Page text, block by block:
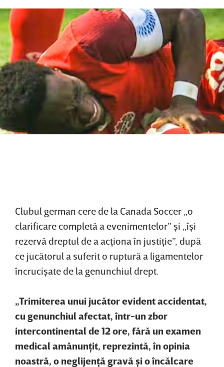
Clubul german cere de la Canada Soccer „o
clarificare completă a evenimentelor” şi „îşi
rezervă dreptul de a acţiona în justiţie”, după
ce jucătorul a suferit o ruptură a ligamentelor
încrucişate de la genunchiul drept.
„Trimiterea unui jucător evident accidentat,
cu genunchiul afectat, într-un zbor
intercontinental de 12 ore, fără un examen
medical amănunţit, reprezintă, în opinia
noastră, o neglijenţă gravă şi o încălcare